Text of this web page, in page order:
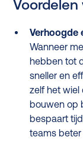
Voordelen
Verhoogde
Wanneer
hebben tot
sneller en
zelf het wiel
bouwen op
bespaart
teams